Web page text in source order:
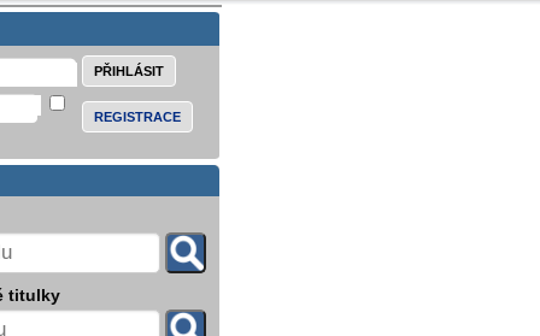
REGISTRACE
titulky